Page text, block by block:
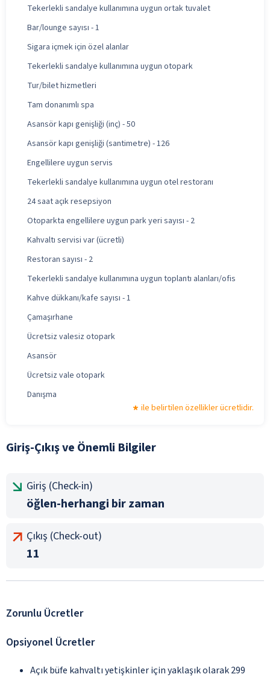
Tekerlekli sandalye kullanımına uygun ortak tuvalet
Bar/lounge sayısı - 1
Sigara içmek için özel alanlar
Tekerlekli sandalye kullanımına uygun otopark
Tur/bilet hizmetleri
Tam donanımlı spa
Asansör kapı genişliği (inç) - 50
Asansör kapı genişliği (santimetre) - 126
Engellilere uygun servis
Tekerlekli sandalye kullanımına uygun otel restoranı
24 saat açık resepsiyon
Otoparkta engellilere uygun park yeri sayısı - 2
Kahvaltı servisi var (ücretli)
Restoran sayısı - 2
Tekerlekli sandalye kullanımına uygun toplantı alanları/ofis
Kahve dükkanı/kafe sayısı - 1
Çamaşırhane
Ücretsiz valesiz otopark
Asansör
Ücretsiz vale otopark
Danışma
ile belirtilen özellikler ücretlidir.
Giriş-Çıkış ve Önemli Bilgiler
Giriş (Check-in)
öğlen-herhangi bir zaman
Çıkış (Check-out)
11
Zorunlu Ücretler
Opsiyonel Ücretler
Açık büfe kahvaltı yetişkinler için yaklaşık olarak 299